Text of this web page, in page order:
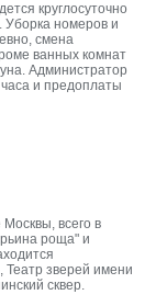
круглосуточно
Уборка номеров и
смена
ванных комнат
Администратор
часа и предоплаты
всего в
роща" и
зверей имени
сквер.